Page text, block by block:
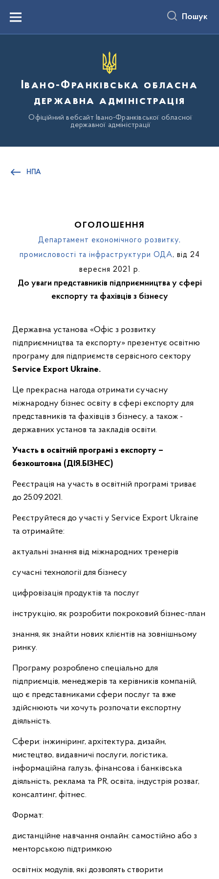
вмістуMenu Пошук
Івано-Франківська обласна
державна адміністрація
Офіційний вебсайт Івано-Франківської обласної
державної адміністрації
НПА
ОГОЛОШЕННЯ
Департамент економічного розвитку,
промисловості та інфраструктури ОДА, від 24
вересня 2021 р.
До уваги представників підприємництва у сфері
експорту та фахівців з бізнесу
Державна установа «Офіс з розвитку
підприємництва та експорту» презентує освітню
програму для підприємств сервісного сектору
Service Export Ukraine.
Це прекрасна нагода отримати сучасну
міжнародну бізнес освіту в сфері експорту для
представників та фахівців з бізнесу, а також -
державних установ та закладів освіти.
Участь в освітній програмі з експорту –
безкоштовна (ДІЯ.БІЗНЕС)
Реєстрація на участь в освітній програмі триває
до 25.09.2021.
Реєструйтеся до участі у Service Export Ukraine
та отримайте:
актуальні знання від міжнародних тренерів
сучасні технології для бізнесу
цифровізація продуктів та послуг
інструкцію, як розробити покроковий бізнес-план
знання, як знайти нових клієнтів на зовнішньому
ринку.
Програму розроблено спеціально для
підприємців, менеджерів та керівників компаній,
що є представниками сфери послуг та вже
здійснюють чи хочуть розпочати експортну
діяльність.
Сфери: інжиніринг, архітектура, дизайн,
мистецтво, видавничі послуги, логістика,
інформаційна галузь, фінансова і банківська
діяльність, реклама та PR, освіта, індустрія розваг,
консалтинг, фітнес.
Формат:
дистанційне навчання онлайн: самостійно або з
менторською підтримкою
освітніх модулів, які дозволять створити